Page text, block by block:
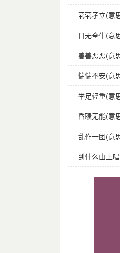
茕茕孑立(意
目无全牛(意
善善恶恶(意
惴惴不安(意
举足轻重(意
昏聩无能(意
乱作一团(意
到什么山上